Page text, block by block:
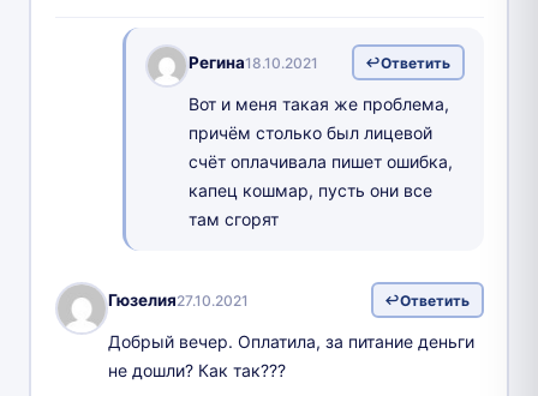
Регина18.10.2021 Ответить
Вот и меня такая же проблема,
причём столько был лицевой
счёт оплачивала пишет ошибка,
капец кошмар, пусть они все
там сгорят
Гюзелия27.10.2021 Ответить
Добрый вечер. Оплатила, за питание деньги
не дошли? Как так???